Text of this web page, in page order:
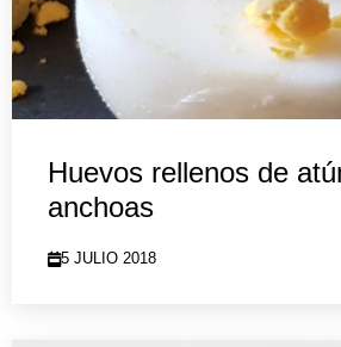
Huevos rellenos de
anchoas
5 JULIO 2018